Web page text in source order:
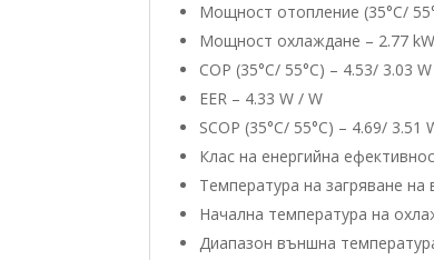
Мощност отопление (35°C/
Мощност охлаждане – 2.77 kW
COP (35°C/ 55°C) – 4.53/ 3.03
EER – 4.33 W / W
SCOP (35°C/ 55°C) – 4.69/ 3.51
Клас на енергийна
Температура на загряване на
Начална температура на
Диапазон външна